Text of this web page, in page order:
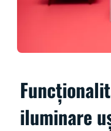
iluminare